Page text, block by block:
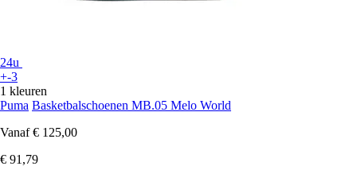
24u
+-3
1 kleuren
Puma Basketbalschoenen MB.05 Melo World
Vanaf € 125,00
€ 91,79